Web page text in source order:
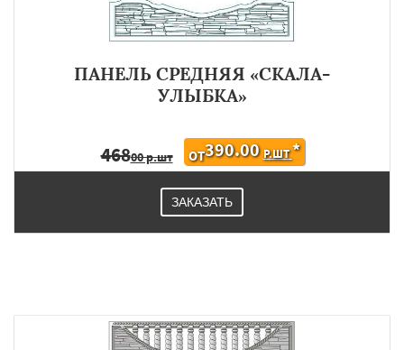
ПАНЕЛЬ СРЕДНЯЯ «СКАЛА-
УЛЫБКА»
46800 р.шт ОТ390.00 Р.ШТ*
ЗАКАЗАТЬ